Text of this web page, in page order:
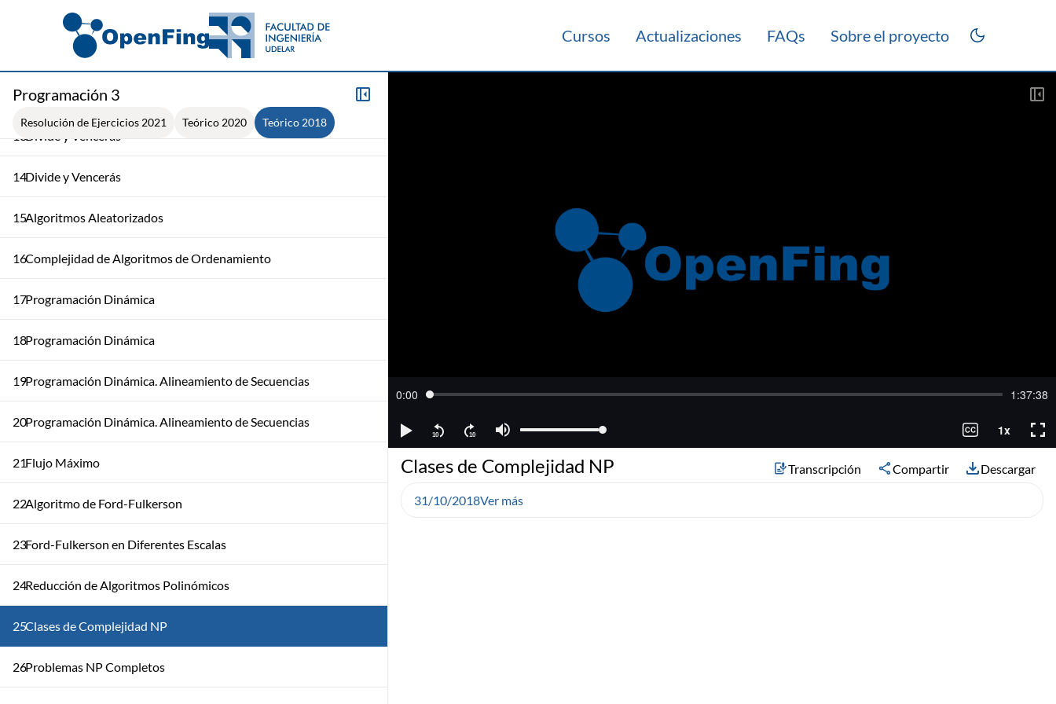
Cursos Actualizaciones FAQs Sobre el proyecto
Programación 3
Resolución de Ejercicios 2021 Teórico 2020 Teórico 2018
Algoritmo de Dijkstra. Árboles de Cubrimiento
Árbol de Cubrimiento
12Divide y Vencerás
13Divide y Vencerás
14Divide y Vencerás
15Algoritmos Aleatorizados
16Complejidad de Algoritmos de Ordenamiento
17Programación Dinámica
18Programación Dinámica
19Programación Dinámica. Alineamiento de Secuencias
20Programación Dinámica. Alineamiento de Secuencias
21Flujo Máximo
22Algoritmo de Ford-Fulkerson
23Ford-Fulkerson en Diferentes Escalas
24Reducción de Algoritmos Polinómicos
25Clases de Complejidad NP
26Problemas NP Completos
Clases de Complejidad NP Transcripción Compartir Descargar
31/10/2018Ver más